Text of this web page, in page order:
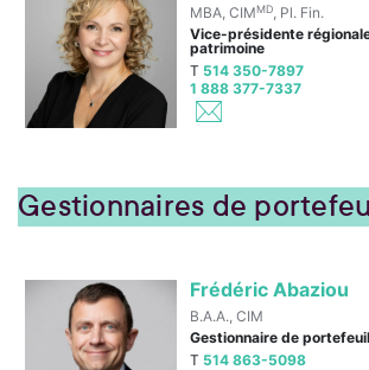
MBA, CIMMD, Pl. Fin.
Vice-présidente
patrimoine
T 514 350-7897
1 888 377-7337
Gestionnaires de
Frédéric Abaziou
B.A.A., CIM
Gestionnaire de
T 514 863-5098